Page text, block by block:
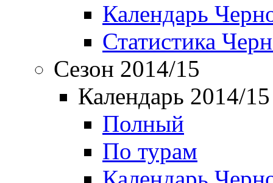
Календарь
Статистика
Сезон 2014/15
Календарь 2014/15
Полный
По турам